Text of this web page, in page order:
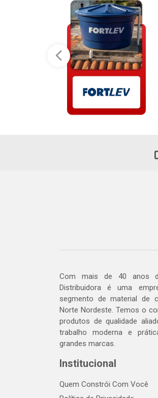
Com mais de 40 anos
Distribuidora é uma
segmento de material de
Norte Nordeste. Temos o
produtos de qualidade
trabalho moderna e
grandes marcas.
Institucional
Quem Constrói Com Você